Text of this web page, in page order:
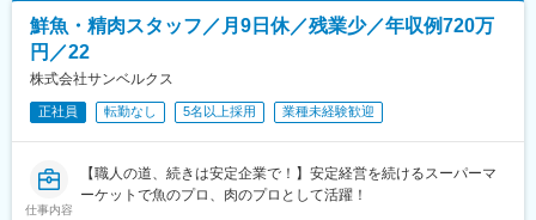
鮮魚・精肉スタッフ／月9日休／残業少／年収例720万
円／22
株式会社サンベルクス
正社員 転勤なし 5名以上採用 業種未経験歓迎
仕事内容
【職人の道、続きは安定企業で！】安定経営を続けるスーパーマ
ーケットで魚のプロ、肉のプロとして活躍！